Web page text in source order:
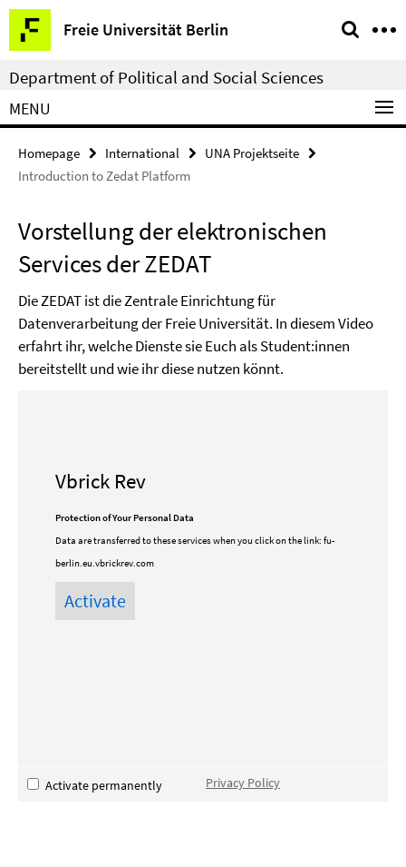
Springe
direkt
zu
Inhalt
Freie Universität Berlin
Service
Navigation
Department of Political and Social Sciences
MENU
Homepage International
UNA Projektseite
Introduction to Zedat Platform
Vorstellung der elektronischen
Services der ZEDAT
Die ZEDAT ist die Zentrale Einrichtung für
Datenverarbeitung der Freie Universität. In diesem Video
erfahrt ihr, welche Dienste sie Euch als Student:innen
bereitstellt und wie ihr diese nutzen könnt.
Vbrick Rev
Protection of Your Personal Data
Data are transferred to these services when you click on the link: fu-
berlin.eu.vbrickrev.com
Activate permanently Privacy Policy